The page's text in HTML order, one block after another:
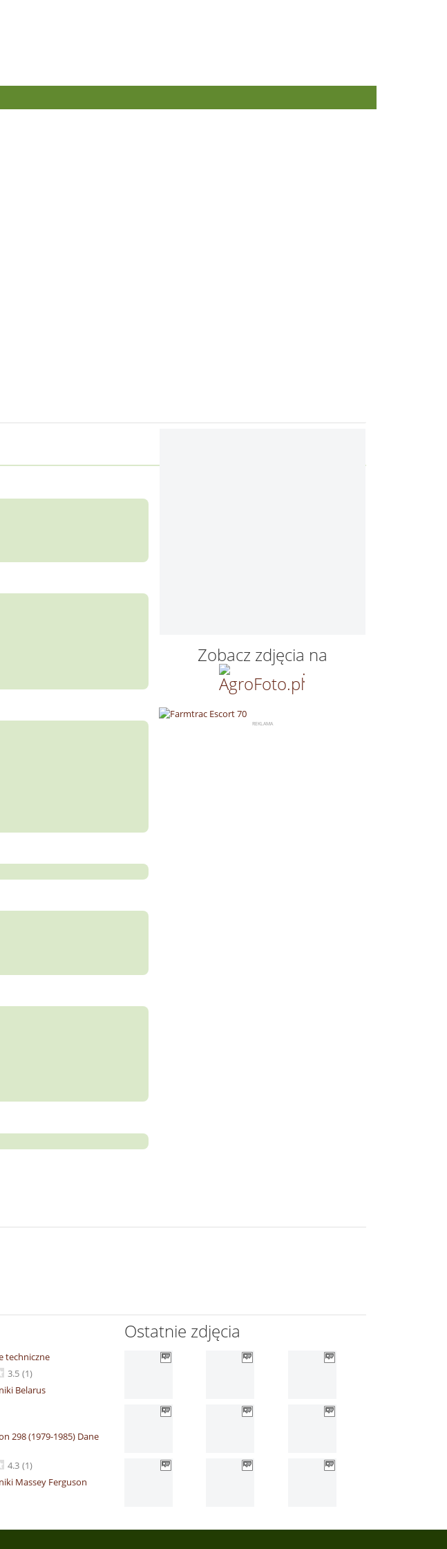
Zobacz zdjęcia na
:
techniczne
3.5 (1)
Belarus
298 (1979-1985) Dane
4.3 (1)
Massey Ferguson
Ostatnie zdjęcia